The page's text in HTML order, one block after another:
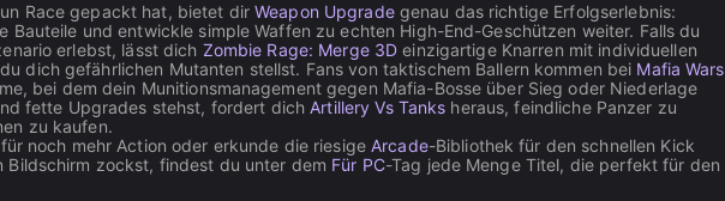
Race gepackt hat, bietet dirWeapon Upgradegenau das richtige Erfolgserlebnis:
Bauteile und entwickle simple Waffen zu echten High-End-Geschützen weiter. Falls du
erlebst, lässt dich Zombie Rage: Merge 3D einzigartige Knarren mit individuellen
dich gefährlichen Mutanten stellst. Fans von taktischem Ballern kommen bei Mafia Wars
bei dem dein Munitionsmanagement gegen Mafia-Bosse über Sieg oder Niederlage
fette Upgrades stehst, fordert dichArtillery Vs Tanks heraus, feindliche Panzer zu
zu kaufen.
noch mehr Action oder erkunde die riesigeArcade-Bibliothek für den schnellen Kick
Bildschirm zockst, findest du unter dem Für PC-Tag jede Menge Titel, die perfekt für den